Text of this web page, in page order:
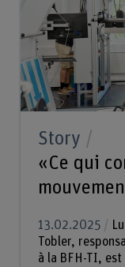
Story
«Ce qui
13.02.2025
Tobler,
à la BFH-TI,